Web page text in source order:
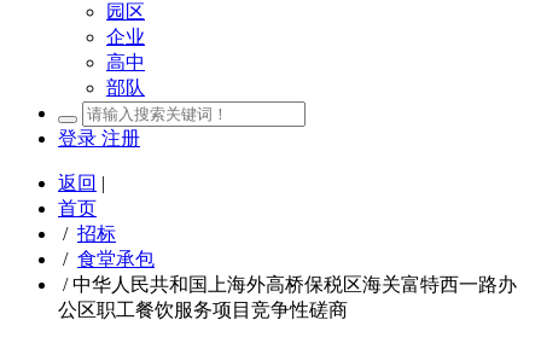
园区
企业
高中
部队
登录 注册
返回 |
首页
/ 招标
/ 食堂承包
/中华人民共和国上海外高桥保税区海关富特西一路办
公区职工餐饮服务项目竞争性磋商